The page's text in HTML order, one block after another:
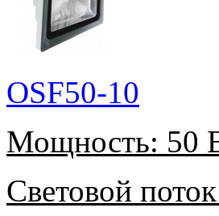
OSF50-10
Мощность: 50
Световой